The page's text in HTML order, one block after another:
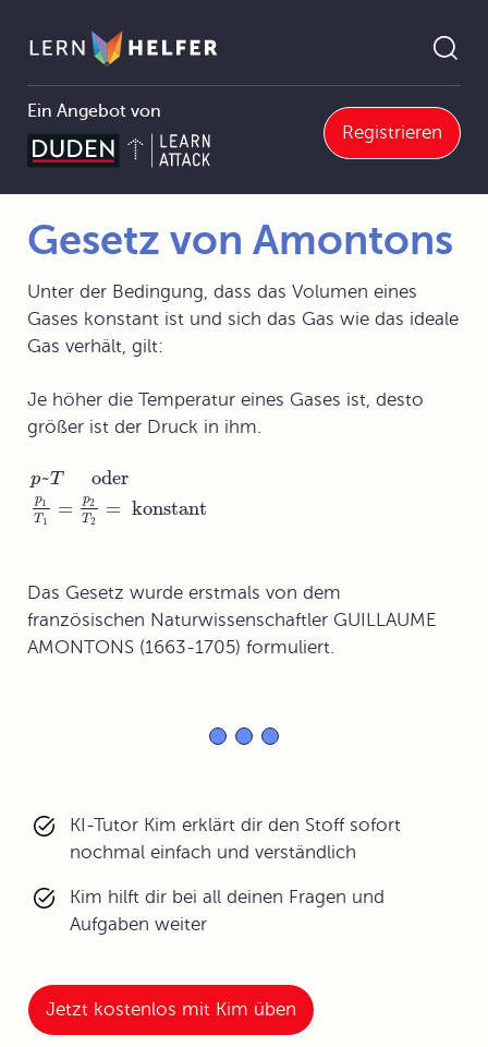
Ein Angebot von
Registrieren
Pfadnavigation
3 Wärmelehre 3.2.3 Die Zustandsänderung von Gasen Gesetz von Amontons
Gesetz von Amontons
Unter der Bedingung, dass das Volumen eines
Gases konstant ist und sich das Gas wie das ideale
Gas verhält, gilt:
Je höher die Temperatur eines Gases ist, desto
größer ist der Druck in ihm.
p~T oder
p1
T1
= p2
T2
= konstant
Das Gesetz wurde erstmals von dem
französischen Naturwissenschaftler GUILLAUME
AMONTONS (1663-1705) formuliert.
KI-Tutor Kim erklärt dir den Stoff sofort
nochmal einfach und verständlich
Kim hilft dir bei all deinen Fragen und
Aufgaben weiter
Jetzt kostenlos mit Kim üben